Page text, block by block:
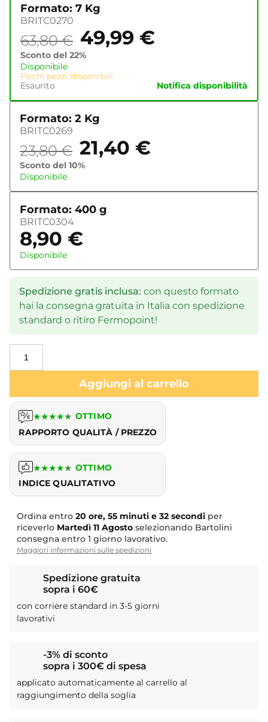
Formato: 7 Kg
BRITC0270
63,80€ 49,99 €
Sconto del 22%
Disponibile
Pochi pezzi disponibili
Esaurito
Notifica disponibilità
Formato: 2 Kg
BRITC0269
23,80€ 21,40 €
Sconto del 10%
Disponibile
Formato: 400 g
BRITC0304
8,90 €
Disponibile
Spedizione gratis inclusa: con questo formato
hai la consegna gratuita in Italia con spedizione
standard o ritiro Fermopoint!
Aggiungi al carrello
★★★★★ OTTIMO
RAPPORTO QUALITÀ / PREZZO
★★★★★ OTTIMO
INDICE QUALITATIVO
Ordina entro 20 ore, 55 minuti e 32 secondi per
riceverlo Martedì 11 Agosto selezionando Bartolini
consegna entro 1 giorno lavorativo.
Maggiori informazioni sulle spedizioni
Spedizione gratuita
sopra i 60€
con corriere standard in 3-5 giorni
lavorativi
-3% di sconto
sopra i 300€ di spesa
applicato automaticamente al carrello al
raggiungimento della soglia